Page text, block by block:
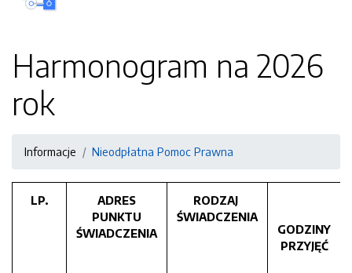
Harmonogram na 2026
rok
Informacje Nieodpłatna Pomoc Prawna
LP.
ADRES
PUNKTU
ŚWIADCZENIA
RODZAJ
ŚWIADCZENIA
GODZINY
PRZYJĘĆ